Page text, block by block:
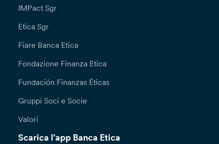
IMPact Sgr
Etica Sgr
Fiare Banca Etica
Fondazione Finanza Etica
Fundación Finanzas Éticas
Gruppi Soci e Socie
Valori
Scarica l'app Banca Etica